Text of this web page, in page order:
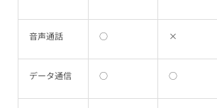
音声通話 ○ ×
データ通信 ○ ○